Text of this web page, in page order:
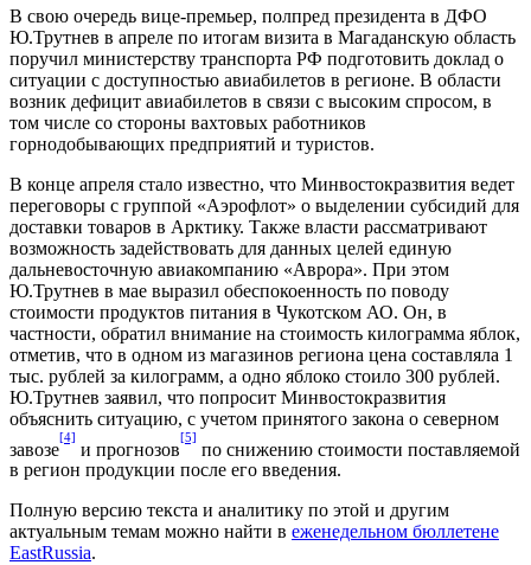
В свою очередь вице-премьер, полпред президента в ДФО
Ю.Трутнев в апреле по итогам визита в Магаданскую область
поручил министерству транспорта РФ подготовить доклад о
ситуации с доступностью авиабилетов в регионе. В области
возник дефицит авиабилетов в связи с высоким спросом, в
том числе со стороны вахтовых работников
горнодобывающих предприятий и туристов.
В конце апреля стало известно, что Минвостокразвития ведет
переговоры с группой «Аэрофлот» о выделении субсидий для
доставки товаров в Арктику. Также власти рассматривают
возможность задействовать для данных целей единую
дальневосточную авиакомпанию «Аврора». При этом
Ю.Трутнев в мае выразил обеспокоенность по поводу
стоимости продуктов питания в Чукотском АО. Он, в
частности, обратил внимание на стоимость килограмма яблок,
отметив, что в одном из магазинов региона цена составляла 1
тыс. рублей за килограмм, а одно яблоко стоило 300 рублей.
Ю.Трутнев заявил, что попросит Минвостокразвития
объяснить ситуацию, с учетом принятого закона о северном
завозе
[4]
и прогнозов
[5]
по снижению стоимости поставляемой
в регион продукции после его введения.
Полную версию текста и аналитику по этой и другим
актуальным темам можно найти в еженедельном бюллетене
EastRussia.